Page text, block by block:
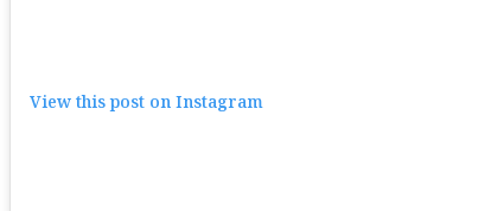
View this post on Instagram